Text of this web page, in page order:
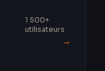
1 500+
utilisateurs
→